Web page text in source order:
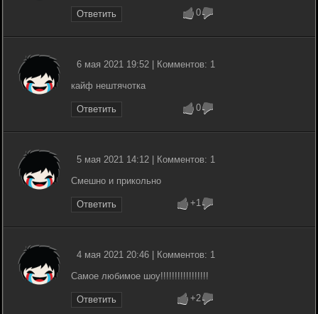
Ответить 0
6 мая 2021 19:52 | Комментов: 1
кайф нештячотка
Ответить 0
5 мая 2021 14:12 | Комментов: 1
Смешно и прикольно
Ответить +1
4 мая 2021 20:46 | Комментов: 1
Самое любимое шоу!!!!!!!!!!!!!!!!!
Ответить +2